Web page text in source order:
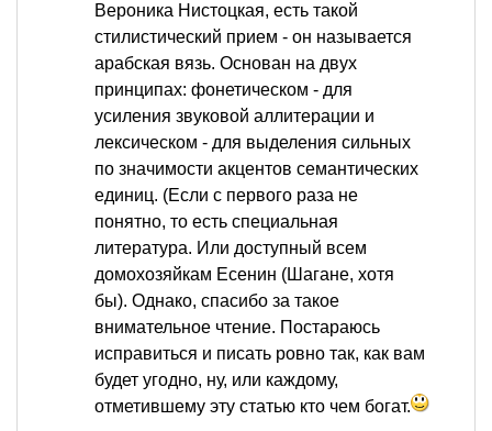
Вероника Нистоцкая, есть такой
стилистический прием - он называется
арабская вязь. Основан на двух
принципах: фонетическом - для
усиления звуковой аллитерации и
лексическом - для выделения сильных
по значимости акцентов семантических
единиц. (Если с первого раза не
понятно, то есть специальная
литература. Или доступный всем
домохозяйкам Есенин (Шагане, хотя
бы). Однако, спасибо за такое
внимательное чтение. Постараюсь
исправиться и писать ровно так, как вам
будет угодно, ну, или каждому,
отметившему эту статью кто чем богат.